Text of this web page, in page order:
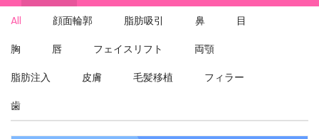
All 顔面輪郭 脂肪吸引 鼻
目
胸
唇 フェイスリフト
両顎
脂肪注入
皮膚 毛髪移植
フィラー
歯